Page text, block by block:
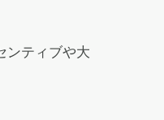
ンティブや大